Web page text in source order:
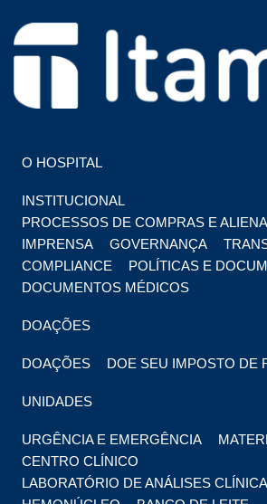
HOSPITAL EM FOZ DO
O HOSPITAL
INSTITUCIONAL
PROCESSOS DE COMPRAS E
IMPRENSA
GOVERNANÇA
COMPLIANCE
POLÍTICAS E
DOCUMENTOS MÉDICOS
DOAÇÕES
DOAÇÕES DOE SEU IMPOSTO DE
UNIDADES
URGÊNCIA E EMERGÊNCIA
CENTRO CLÍNICO
LABORATÓRIO DE ANÁLISES